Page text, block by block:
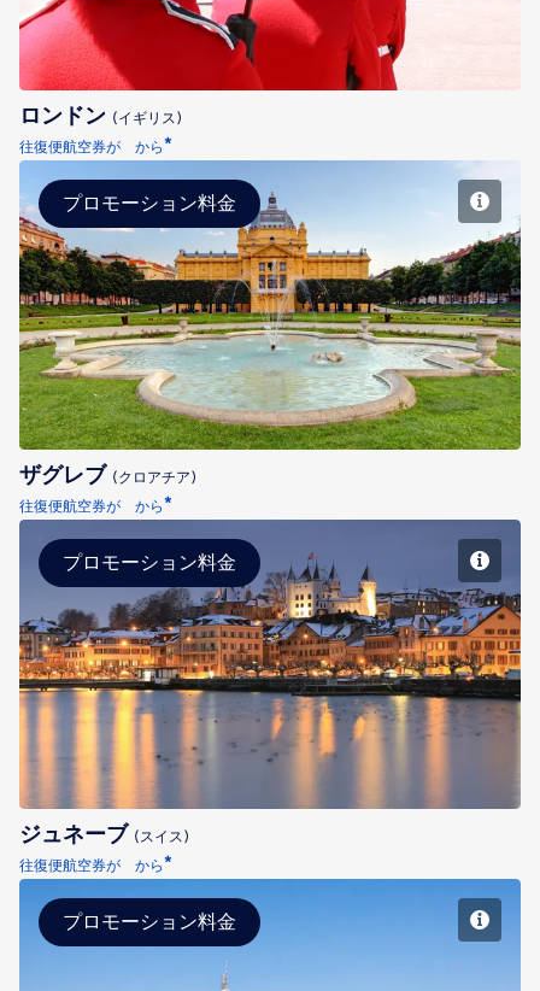
ロンドン (イギリス)
往復便航空券が から*
ザグレブ
プロモーション料金
ザグレブ (クロアチア)
往復便航空券が から*
ジュネーブ
プロモーション料金
ジュネーブ (スイス)
往復便航空券が から*
プロモーション料金